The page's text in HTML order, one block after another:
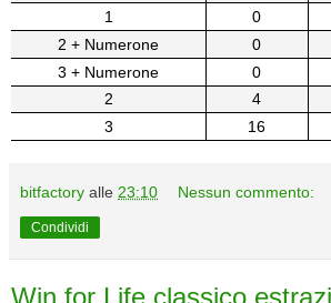
1
0
2 + Numerone
0
3 + Numerone
0
2
4
3
16
bitfactory alle 23:10 Nessun commento:
Condividi
Win for Life classico